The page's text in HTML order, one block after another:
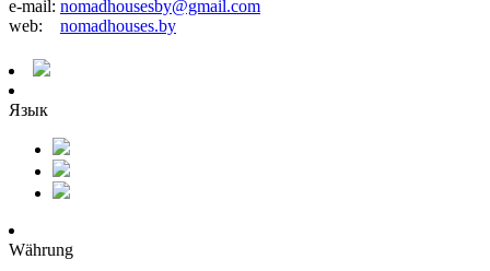
e-mail: nomadhousesby@gmail.com
web: nomadhouses.by
Язык
Währung